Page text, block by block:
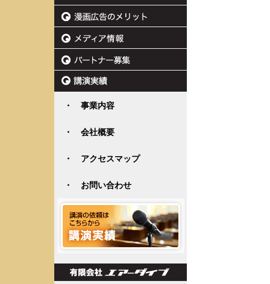
・ 事業内容
・ 会社概要
・ アクセスマップ
・ お問い合わせ